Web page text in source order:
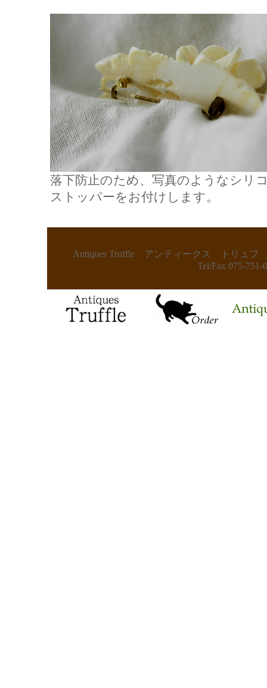
落下防止のため、写真のようなシリ
ストッパーをお付けします。
Antiques Truffle アンティークス トリュ
Tel/Fax 075-